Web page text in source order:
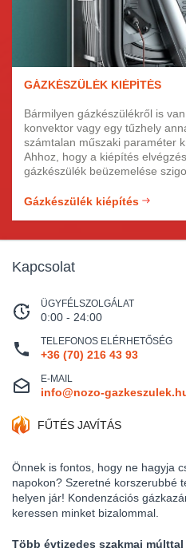
GÁZKÉSZÜLÉK KIÉPÍTÉS
Bármilyen gázkészülékről is
konvektor vagy egy tűzhely
számtalan műszaki paraméter
Ahhoz, hogy a kiépítés
gázkészülék beüzemelése
és tapasztalat hiányában nem
Gázkészülék kiépítés
Kapcsolat
ÜGYFÉLSZOLGÁLAT
0:00 - 24:00
TELEFONOS ELÉRHETŐSÉG
+36 (70) 216 43 93
E-MAIL
info@nozo-
FŰTÉS JAVÍTÁS
Önnek is fontos, hogy ne hagyja
napokon? Szeretné korszerubbé
helyen jár! Kondenzációs
keressen minket bizalommal.
Több évtizedes szakmai